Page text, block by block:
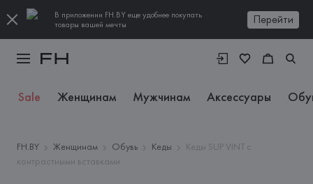
В приложении FH.BY еще удобнее покупать
товары вашей мечты
Перейти
Sale Женщинам Мужчинам Аксессуары
FH.BY Женщинам Обувь Кеды
Кеды SUP VINT с
контрастными вставками